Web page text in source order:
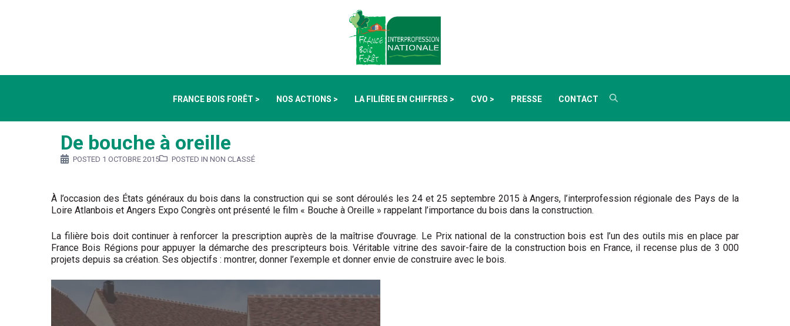
FRANCE BOIS FORÊT > NOS ACTIONS > LA FILIÈRE EN CHIFFRES > CVO > PRESSE CONTACT
De bouche à oreille
POSTED 1 OCTOBRE 2015 POSTED IN NON CLASSÉ
À l’occasion des États généraux du bois dans la construction qui se sont déroulés les 24 et 25 septembre 2015 à Angers, l’interprofession régionale des Pays de la
Loire Atlanbois et Angers Expo Congrès ont présenté le film « Bouche à Oreille » rappelant l’importance du bois dans la construction.
La filière bois doit continuer à renforcer la prescription auprès de la maîtrise d’ouvrage. Le Prix national de la construction bois est l’un des outils mis en place par
France Bois Régions pour appuyer la démarche des prescripteurs bois. Véritable vitrine des savoir-faire de la construction bois en France, il recense plus de 3 000
projets depuis sa création. Ses objectifs : montrer, donner l’exemple et donner envie de construire avec le bois.